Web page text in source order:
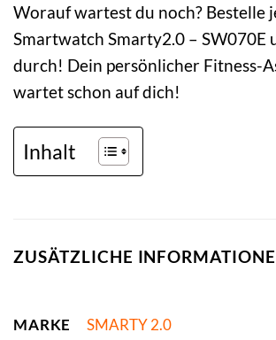
Worauf wartest du noch? Bestelle
Smartwatch Smarty2.0 – SW070E
durch! Dein persönlicher Fitness-
wartet schon auf dich!
Inhalt
ZUSÄTZLICHE
MARKE SMARTY 2.0